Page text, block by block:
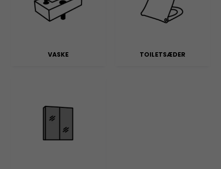
VASKE TOILETSÆDER